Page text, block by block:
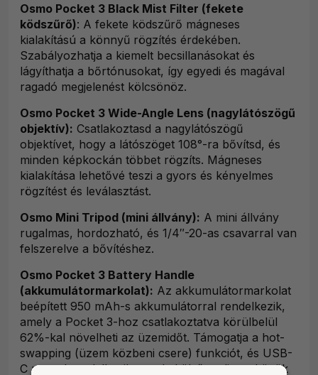
Osmo Pocket 3 Black Mist Filter (fekete
ködszűrő): A fekete ködszűrő mágneses
kialakítású a könnyű rögzítés érdekében.
Szabályozhatja a kiemelt becsillanásokat és
lágyíthatja a bőrtónusokat, így egyedi és magával
ragadó megjelenést kölcsönöz.
Osmo Pocket 3 Wide-Angle Lens (nagylátószögű
objektív): Csatlakoztasd a nagylátószögű
objektívet, hogy a látószöget 108°-ra bővítsd, és
minden képkockán többet rögzíts. Mágneses
kialakítása lehetővé teszi a gyors és kényelmes
rögzítést és leválasztást.
Osmo Mini Tripod (mini állvány): A mini állvány
rugalmas, hordozható, és 1/4″-20-as csavarral van
felszerelve a bővítéshez.
Osmo Pocket 3 Battery Handle
(akkumulátormarkolat): Az akkumulátormarkolat
beépített 950 mAh-s akkumulátorral rendelkezik,
amely a Pocket 3-hoz csatlakoztatva körülbelül
62%-kal növelheti az üzemidőt. Támogatja a hot-
swapping (üzem közbeni csere) funkciót, és USB-
C porttal rendelkezik, amely külső audioeszközök